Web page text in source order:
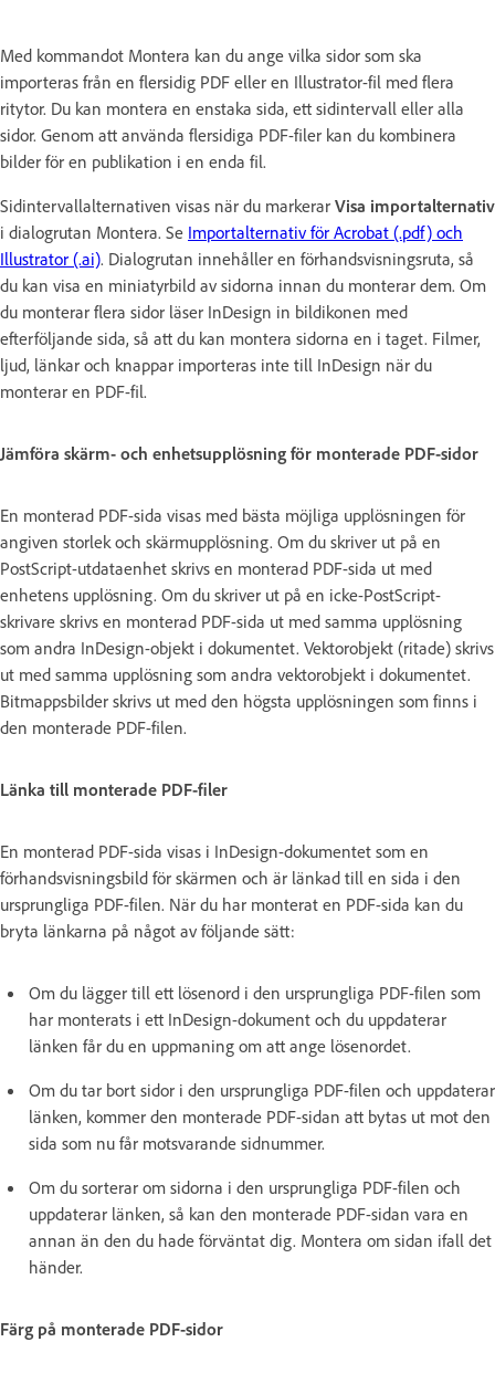
Med kommandot Montera kan du ange vilka sidor som ska
importeras från en flersidig PDF eller en Illustrator-fil med flera
ritytor. Du kan montera en enstaka sida, ett sidintervall eller alla
sidor. Genom att använda flersidiga PDF-filer kan du kombinera
bilder för en publikation i en enda fil.
Sidintervallalternativen visas när du markerar Visa importalternativ
i dialogrutan Montera. Se Importalternativ för Acrobat (.pdf) och
Illustrator (.ai). Dialogrutan innehåller en förhandsvisningsruta, så
du kan visa en miniatyrbild av sidorna innan du monterar dem. Om
du monterar flera sidor läser InDesign in bildikonen med
efterföljande sida, så att du kan montera sidorna en i taget. Filmer,
ljud, länkar och knappar importeras inte till InDesign när du
monterar en PDF-fil.
Jämföra skärm- och enhetsupplösning för monterade PDF-sidor
En monterad PDF-sida visas med bästa möjliga upplösningen för
angiven storlek och skärmupplösning. Om du skriver ut på en
PostScript-utdataenhet skrivs en monterad PDF-sida ut med
enhetens upplösning. Om du skriver ut på en icke-PostScript-
skrivare skrivs en monterad PDF-sida ut med samma upplösning
som andra InDesign-objekt i dokumentet. Vektorobjekt (ritade) skrivs
ut med samma upplösning som andra vektorobjekt i dokumentet.
Bitmappsbilder skrivs ut med den högsta upplösningen som finns i
den monterade PDF-filen.
Länka till monterade PDF-filer
En monterad PDF-sida visas i InDesign-dokumentet som en
förhandsvisningsbild för skärmen och är länkad till en sida i den
ursprungliga PDF-filen. När du har monterat en PDF-sida kan du
bryta länkarna på något av följande sätt:
Om du lägger till ett lösenord i den ursprungliga PDF-filen som
har monterats i ett InDesign-dokument och du uppdaterar
länken får du en uppmaning om att ange lösenordet.
Om du tar bort sidor i den ursprungliga PDF-filen och uppdaterar
länken, kommer den monterade PDF-sidan att bytas ut mot den
sida som nu får motsvarande sidnummer.
Om du sorterar om sidorna i den ursprungliga PDF-filen och
uppdaterar länken, så kan den monterade PDF-sidan vara en
annan än den du hade förväntat dig. Montera om sidan ifall det
händer.
Färg på monterade PDF-sidor